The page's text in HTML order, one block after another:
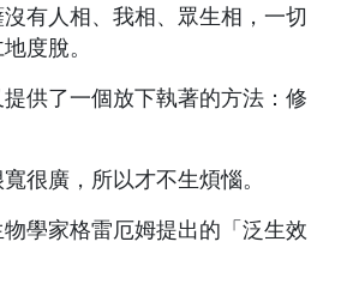
有人相、我相、眾生相，一切
度脫。
供了一個放下執著的方法：修
很廣，所以才不生煩惱。
學家格雷厄姆提出的「泛生效